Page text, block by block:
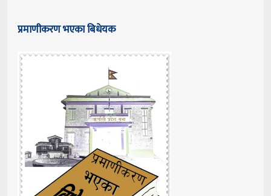
प्रमाणीकरण भएका बिधेयक